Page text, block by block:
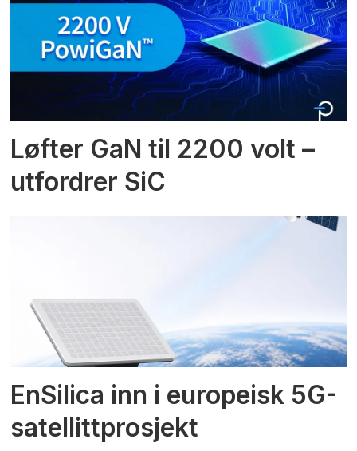
Løfter GaN til 2200 volt –
utfordrer SiC
EnSilica inn i europeisk 5G-
satellittprosjekt